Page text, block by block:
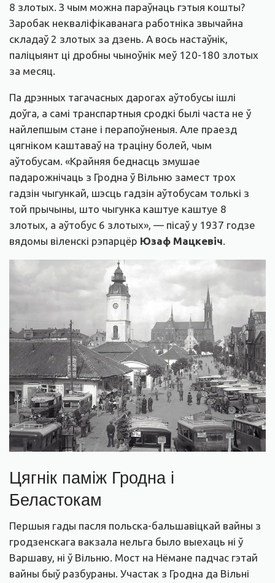
8 злотых. З чым можна параўнаць гэтыя кошты?
Заробак некваліфікаванага работніка звычайна
складаў 2 злотых за дзень. А вось настаўнік,
паліцыянт ці дробны чыноўнік меў 120-180 злотых
за месяц.
Па дрэнных тагачасных дарогах аўтобусы ішлі
доўга, а самі транспартныя сродкі былі часта не ў
найлепшым стане і перапоўненыя. Але праезд
цягніком каштаваў на траціну болей, чым
аўтобусам. «Крайняя беднасць змушае
падарожнічаць з Гродна ў Вільню замест трох
гадзін чыгункай, шэсць гадзін аўтобусам толькі з
той прычыны, што чыгунка каштуе каштуе 8
злотых, а аўтобус 6 злотых», — пісаў у 1937 годзе
вядомы віленскі рэпарцёр Юзаф Мацкевіч
Цягнік паміж Гродна і
Беластокам
Першыя гады пасля польска-бальшавіцкай вайны з
гродзенскага вакзала нельга было выехаць ні ў
Варшаву, ні ў Вільню. Мост на Нёмане падчас гэтай
вайны быў разбураны. Участак з Гродна да Вільні